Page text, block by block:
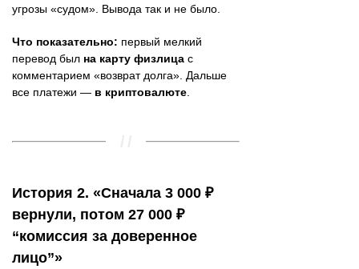
угрозы «судом». Вывода так и не было.
Что показательно: первый мелкий
перевод был на карту физлица с
комментарием «возврат долга». Дальше
все платежи — в криптовалюте.
История 2. «Сначала 3 000 ₽
вернули, потом 27 000 ₽
“комиссия за доверенное
лицо”»